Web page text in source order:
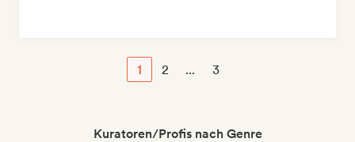
1 2 ... 3
Kuratoren/Profis nach Genre